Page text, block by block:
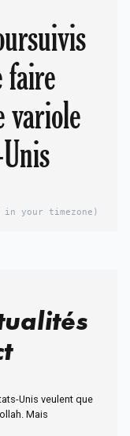
faire
variole
in your timezone)
Unis veulent que
Mais